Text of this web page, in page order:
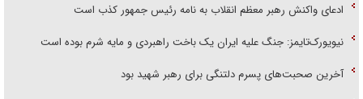
ادعای واکنش رهبر معظم انقلاب به نامه رئیس جمهور کذب است
نیویورک‌تایمز: جنگ علیه ایران یک باخت راهبردی و مایه شرم بوده است
آخرین صحبت‌های پسرم دلتنگی برای رهبر شهید بود